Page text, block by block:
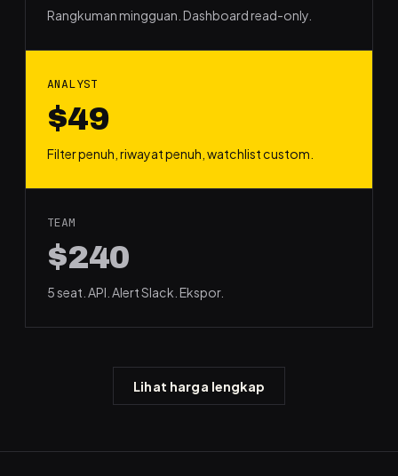
Rangkuman mingguan. Dashboard read-only.
ANALYST
$49
Filter penuh, riwayat penuh, watchlist custom.
TEAM
$240
5 seat. API. Alert Slack. Ekspor.
Lihat harga lengkap